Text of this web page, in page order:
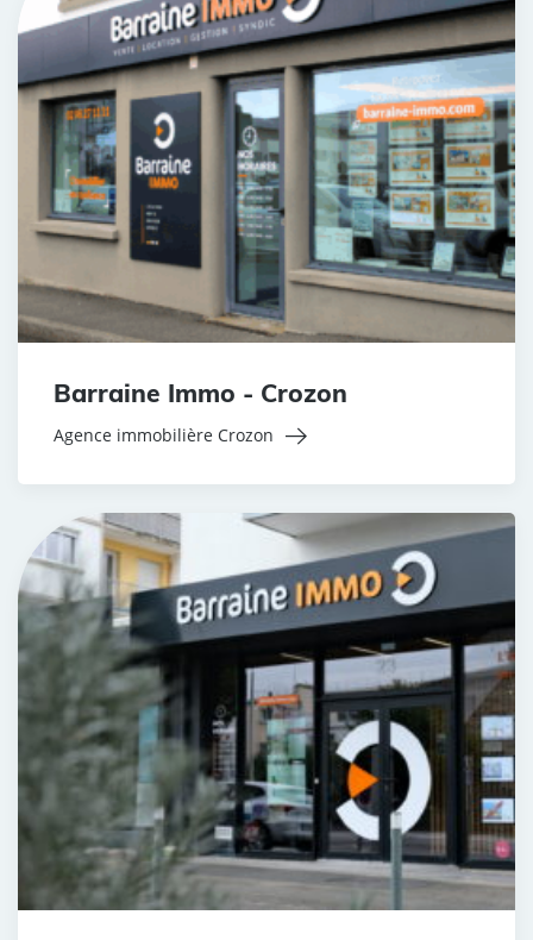
Barraine Immo - Crozon
Agence immobilière Crozon